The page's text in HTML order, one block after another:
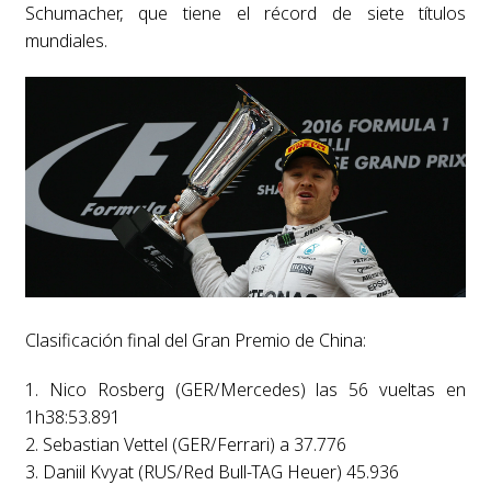
Schumacher, que tiene el récord de siete títulos
mundiales.
Clasificación final del Gran Premio de China:
1. Nico Rosberg (GER/Mercedes) las 56 vueltas en
1h38:53.891
2. Sebastian Vettel (GER/Ferrari) a 37.776
3. Daniil Kvyat (RUS/Red Bull-TAG Heuer) 45.936